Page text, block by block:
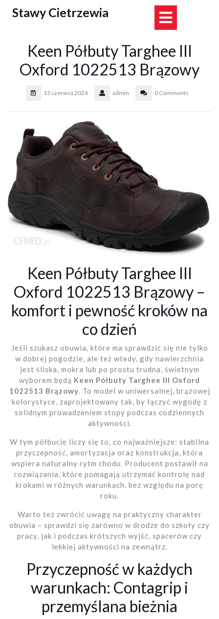
Stawy Cietrzewia
Keen Półbuty Targhee III
Oxford 1022513 Brązowy
13 czerwca 2026 admin 0 Comments
Keen Półbuty Targhee III
Oxford 1022513 Brązowy –
komfort i pewność kroków na
co dzień
Jeśli szukasz obuwia, które ma sprawdzić się nie tylko
w dobrej pogodzie, ale też wtedy, gdy nawierzchnia
jest śliska, mokra lub po prostu trudna, świetnym
wyborem będą Keen Półbuty Targhee III Oxford
1022513 Brązowy. To model w uniwersalnej, brązowej
kolorystyce, zaprojektowany tak, by łączyć wygodę z
solidnym prowadzeniem stopy podczas codziennych
aktywności.
W tym półbucie liczy się to, co najważniejsze: stabilna
przyczepność, amortyzacja oraz konstrukcja, która
wspiera naturalny rytm chodu. Producent postawił na
rozwiązania, które pomagają utrzymać kontrolę nad
krokami w różnych warunkach, bez względu na porę
roku.
Warto też zwrócić uwagę na praktyczny charakter
obuwia – sprawdzi się zarówno w drodze do szkoły czy
pracy, jak i podczas krótszych wyjść, spacerów czy
lekkiej aktywności na zewnątrz.
Przyczepność w każdych
warunkach: Contagrip i
przemyślana bieżnia